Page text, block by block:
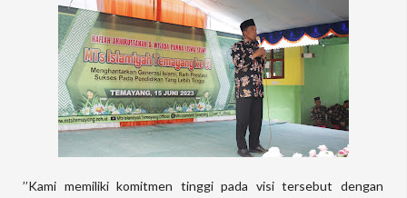
’’Kami memiliki komitmen tinggi pada visi tersebut dengan